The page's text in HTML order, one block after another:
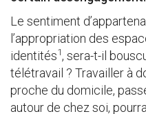
Le sentiment
l’appropriation des
identités1, sera-t-il
télétravail ? Travailler à
proche du domicile,
autour de chez soi,